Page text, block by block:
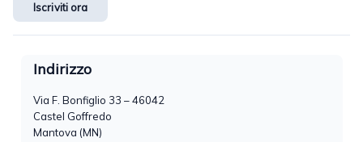
Iscriviti ora
Indirizzo
Via F. Bonfiglio 33 – 46042
Castel Goffredo
Mantova (MN)